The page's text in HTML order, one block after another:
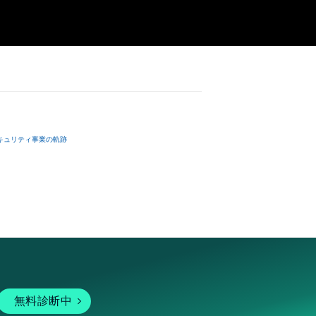
note of
out two bars
design
and
data
of
reverse
and
even if This
ュリティ事業の軌跡
無料診断中